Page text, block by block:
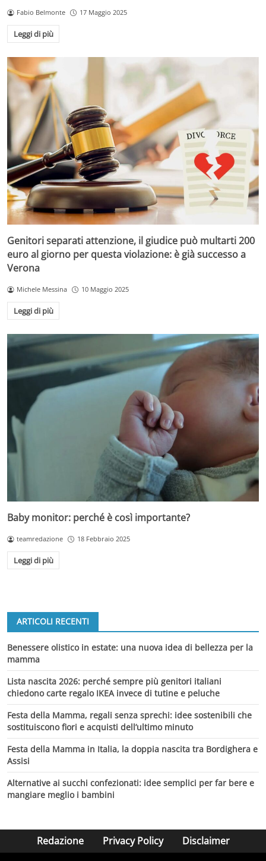
Fabio Belmonte 17 Maggio 2025
Leggi di più
Genitori separati attenzione, il giudice può multarti 200
euro al giorno per questa violazione: è già successo a
Verona
Michele Messina 10 Maggio 2025
Leggi di più
Baby monitor: perché è così importante?
teamredazione 18 Febbraio 2025
Leggi di più
ARTICOLI RECENTI
Benessere olistico in estate: una nuova idea di bellezza per la
mamma
Lista nascita 2026: perché sempre più genitori italiani
chiedono carte regalo IKEA invece di tutine e peluche
Festa della Mamma, regali senza sprechi: idee sostenibili che
sostituiscono fiori e acquisti dell’ultimo minuto
Festa della Mamma in Italia, la doppia nascita tra Bordighera e
Assisi
Alternative ai succhi confezionati: idee semplici per far bere e
mangiare meglio i bambini
Redazione Privacy Policy Disclaimer